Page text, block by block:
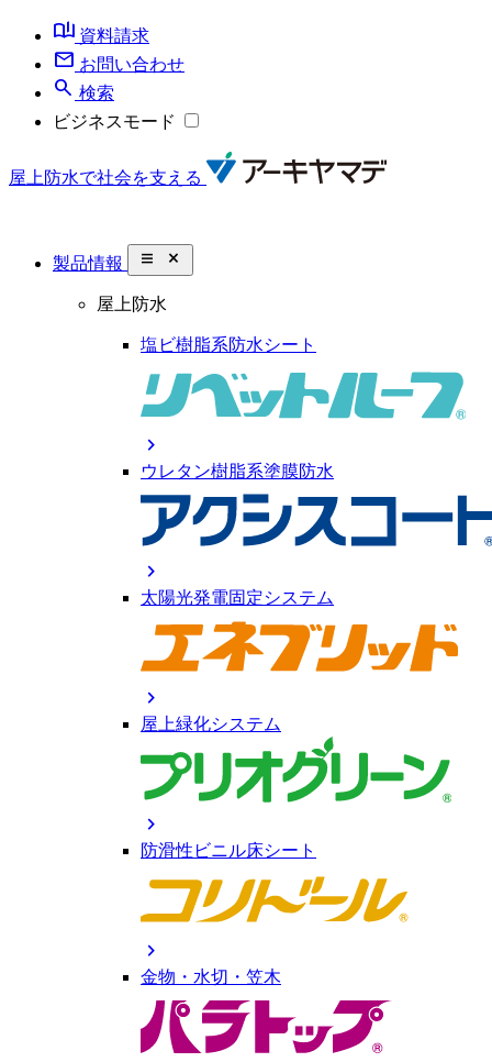
book_ribbon 資料請求
mail お問い合わせ
search 検索
ビジネスモード
屋上防水で社会を支える
製品情報 close_small
屋上防水
塩ビ樹脂系防水シート
chevron_right
ウレタン樹脂系塗膜防水
chevron_right
太陽光発電固定システム
chevron_right
屋上緑化システム
chevron_right
防滑性ビニル床シート
chevron_right
金物・水切・笠木